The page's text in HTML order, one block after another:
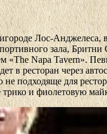
Лос-Анджелеса,
зала,
«The Napa Tavern».
в ресторан через
не подходяще для
и фиолетовую